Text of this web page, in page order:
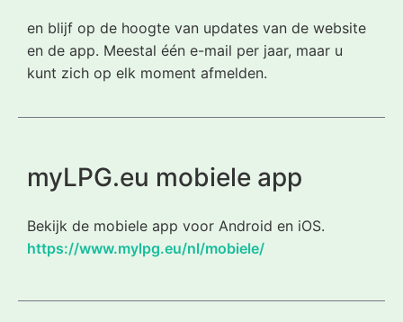
en blijf op de hoogte van updates van de website
en de app. Meestal één e-mail per jaar, maar u
kunt zich op elk moment afmelden.
myLPG.eu mobiele app
Bekijk de mobiele app voor Android en iOS.
https://www.mylpg.eu/nl/mobiele/